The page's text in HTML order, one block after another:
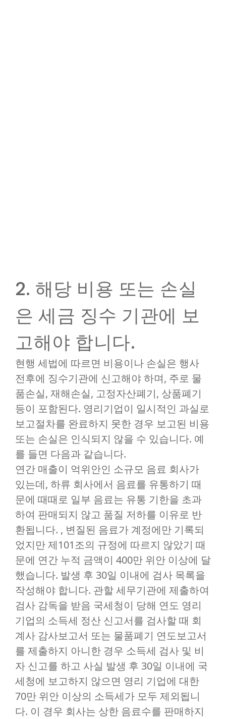
2. 해당 비용 또는 손실
은 세금 징수 기관에 보
고해야 합니다.
현행 세법에 따르면 비용이나 손실은 행사
전후에 징수기관에 신고해야 하며, 주로 물
품손실, 재해손실, 고정자산폐기, 상품폐기
등이 포함된다. 영리기업이 일시적인 과실로
보고절차를 완료하지 못한 경우 보고된 비용
또는 손실은 인식되지 않을 수 있습니다. 예
를 들면 다음과 같습니다.
연간 매출이 억위안인 소규모 음료 회사가
있는데, 하류 회사에서 음료를 유통하기 때
문에 때때로 일부 음료는 유통 기한을 초과
하여 판매되지 않고 품질 저하를 이유로 반
환됩니다. , 변질된 음료가 계정에만 기록되
었지만 제101조의 규정에 따르지 않았기 때
문에 연간 누적 금액이 400만 위안 이상에 달
했습니다. 발생 후 30일 이내에 검사 목록을
작성해야 합니다. 관할 세무기관에 제출하여
검사 감독을 받음 국세청이 당해 연도 영리
기업의 소득세 정산 신고서를 검사할 때 회
계사 감사보고서 또는 물품폐기 연도보고서
를 제출하지 아니한 경우 소득세 검사 및 비
자 신고를 하고 사실 발생 후 30일 이내에 국
세청에 보고하지 않으면 영리 기업에 대한
70만 위안 이상의 소득세가 모두 제외됩니
다. 이 경우 회사는 상한 음료수를 판매하지